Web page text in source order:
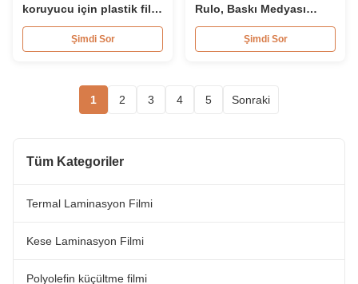
koruyucu için plastik film
rulo laminatör
Şimdi Sor
Rulo, Baskı Medyası
Laminat Mylar Film Rulo
Şimdi Sor
1 2 3 4 5 Sonraki
Tüm Kategoriler
Termal Laminasyon Filmi
Kese Laminasyon Filmi
Polyolefin küçültme filmi